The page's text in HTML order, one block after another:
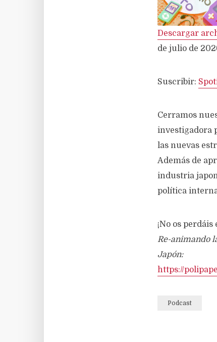
Spotify
COMPARTIR
INCRUSTAR
Descargar
de julio de
Suscribir:
Cerramos
investigadora
las nuevas
Además de
industria
política
¡No os
Re-animando
Japón:
https://
Podcast